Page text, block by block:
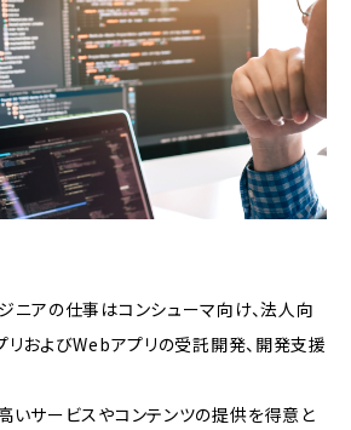
ニアの仕事はコンシューマ向け、法人向
リおよびWebアプリの受託開発、開発支援
いサービスやコンテンツの提供を得意と